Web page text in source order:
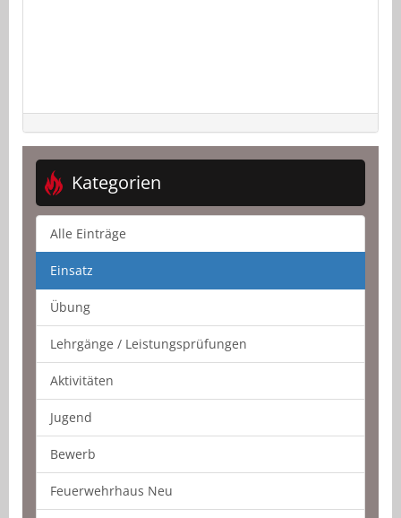
Kategorien
Alle Einträge
Einsatz
Übung
Lehrgänge / Leistungsprüfungen
Aktivitäten
Jugend
Bewerb
Feuerwehrhaus Neu